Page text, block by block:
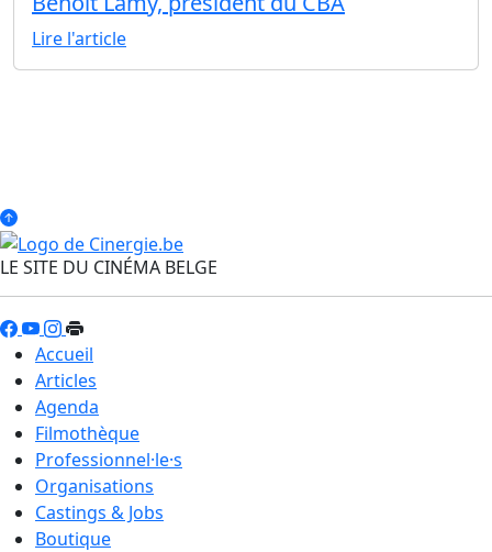
Lire l'article
LE SITE DU CINÉMA BELGE
Accueil
Articles
Agenda
Filmothèque
Professionnel·le·s
Organisations
Castings & Jobs
Boutique